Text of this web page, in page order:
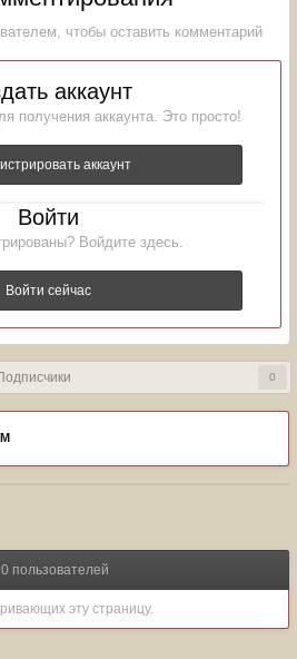
чтобы оставить комментарий
аккаунт
получения аккаунта. Это просто!
аккаунт
Войти
Войдите здесь.
Войти сейчас
0
0 пользователей
эту страницу.